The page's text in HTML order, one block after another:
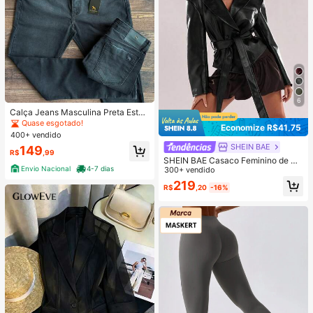
Calça Jeans Masculina Preta Eston
ado Acostamento
Quase esgotado!
400+ vendido
R$149,99
Envio Nacional
4-7 dias
6
Economize R$41,75
SHEIN BAE
SHEIN BAE Casaco Feminino de M
oda Casual Cor Sólida com Dupla F
ileira de Botões
300+ vendido
R$219,20 -16%